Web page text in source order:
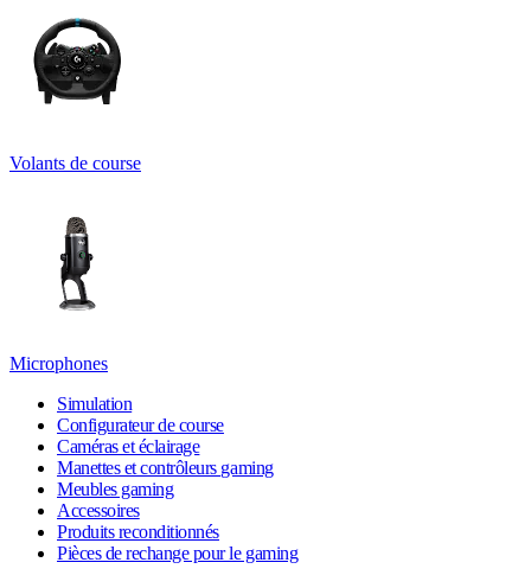
Volants de course
Microphones
Simulation
Configurateur de course
Caméras et éclairage
Manettes et contrôleurs gaming
Meubles gaming
Accessoires
Produits reconditionnés
Pièces de rechange pour le gaming